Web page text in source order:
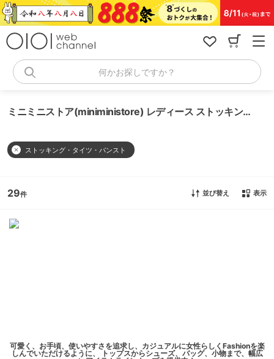
コ
ン
何かお探しですか？
ミニミニストア(miniministore) レディース ストッキング・タイツ・パンスト
ストッキング・タイツ・パンスト
29 並び替え 表示
可愛く、お手頃、使いやすさを追求し、カジュアルに女性らしくFashionを楽
しんでいただけるように、 トップスからシューズ、バッグ、小物まで、幅広